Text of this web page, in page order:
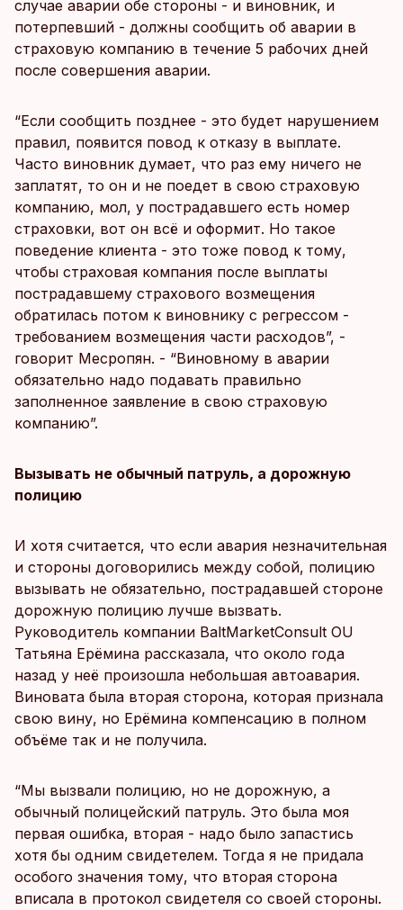
случае аварии обе стороны - и виновник, и
потерпевший - должны сообщить об аварии в
страховую компанию в течение 5 рабочих дней
после совершения аварии.
“Если сообщить позднее - это будет нарушением
правил, появится повод к отказу в выплате.
Часто виновник думает, что раз ему ничего не
заплатят, то он и не поедет в свою страховую
компанию, мол, у пострадавшего есть номер
страховки, вот он всё и оформит. Но такое
поведение клиента - это тоже повод к тому,
чтобы страховая компания после выплаты
пострадавшему страхового возмещения
обратилась потом к виновнику с регрессом -
требованием возмещения части расходов”, -
говорит Месропян. - “Виновному в аварии
обязательно надо подавать правильно
заполненное заявление в свою страховую
компанию”.
Вызывать не обычный патруль, а дорожную
полицию
И хотя считается, что если авария незначительная
и стороны договорились между собой, полицию
вызывать не обязательно, пострадавшей стороне
дорожную полицию лучше вызвать.
Руководитель компании BaltMarketConsult OU
Татьяна Ерёмина рассказала, что около года
назад у неё произошла небольшая автоавария.
Виновата была вторая сторона, которая признала
свою вину, но Ерёмина компенсацию в полном
объёме так и не получила.
“Мы вызвали полицию, но не дорожную, а
обычный полицейский патруль. Это была моя
первая ошибка, вторая - надо было запастись
хотя бы одним свидетелем. Тогда я не придала
особого значения тому, что вторая сторона
вписала в протокол свидетеля со своей стороны.